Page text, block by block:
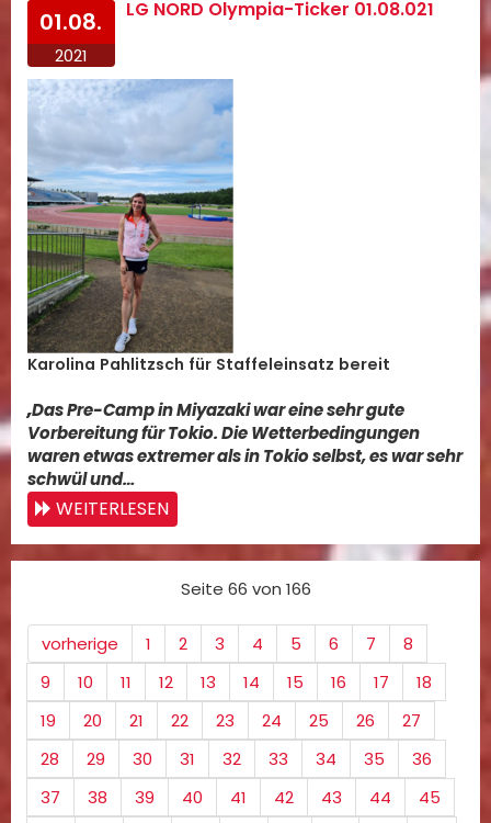
01.08.
2021
LG NORD Olympia-Ticker 01.08.021
Karolina Pahlitzsch für Staffeleinsatz bereit
„Das Pre-Camp in Miyazaki war eine sehr gute
Vorbereitung für Tokio. Die Wetterbedingungen
waren etwas extremer als in Tokio selbst, es war sehr
schwül und…
WEITERLESEN
Seite 66 von 166
vorherige 1 2 3 4 5 6 7
8
9
10 11 12 13 14 15 16 17
18
19
20 21 22 23 24 25 26
27
28
29 30 31 32 33 34 35
36
37
38 39 40 41 42 43 44
45